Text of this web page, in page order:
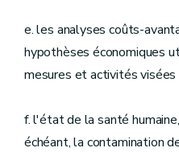
e. les analyses coûts-
hypothèses économiques
mesures et activités visées
f. l'état de la santé
échéant, la contamination